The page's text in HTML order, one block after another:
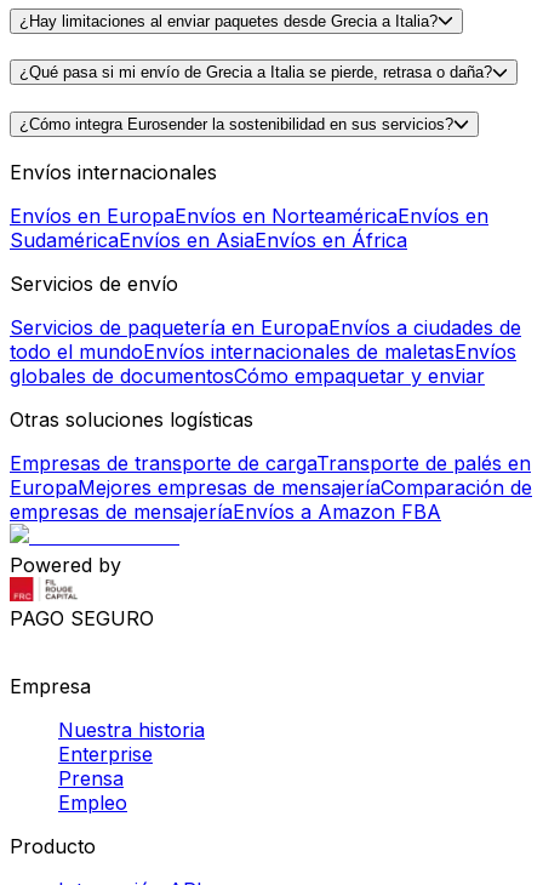
empresas de mensajeríaEnvíos a Amazon FBA
Powered by
Empresa
Nuestra historia
Enterprise
Prensa
Empleo
Producto
Integración API
Hágase socio logístico
Hágase afiliado
Panel de control logístico
Ayuda
Centro de ayuda
Contacto